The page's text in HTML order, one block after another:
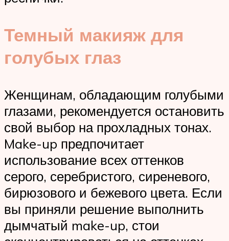
Темный макияж для
голубых глаз
Женщинам, обладающим голубыми
глазами, рекомендуется остановить
свой выбор на прохладных тонах.
Make-up предпочитает
использование всех оттенков
серого, серебристого, сиреневого,
бирюзового и бежевого цвета. Если
вы приняли решение выполнить
дымчатый make-up, стои